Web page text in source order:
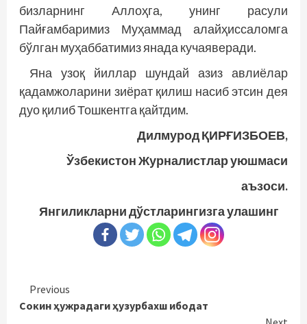
бизларнинг Аллоҳга, унинг расули
Пайғамбаримиз Муҳаммад алайҳиссаломга
бўлган муҳаббатимиз янада кучаяверади.
Яна узоқ йиллар шундай азиз авлиёлар
қадамжоларини зиёрат қилиш насиб этсин дея
дуо қилиб Тошкентга қайтдим.
Дилмурод ҚИРҒИЗБОЕВ,
Ўзбекистон Журналистлар уюшмаси
аъзоси.
Янгиликларни дўстларингизга улашинг
Continue
Reading
Previous
Сокин ҳужрадаги ҳузурбахш ибодат